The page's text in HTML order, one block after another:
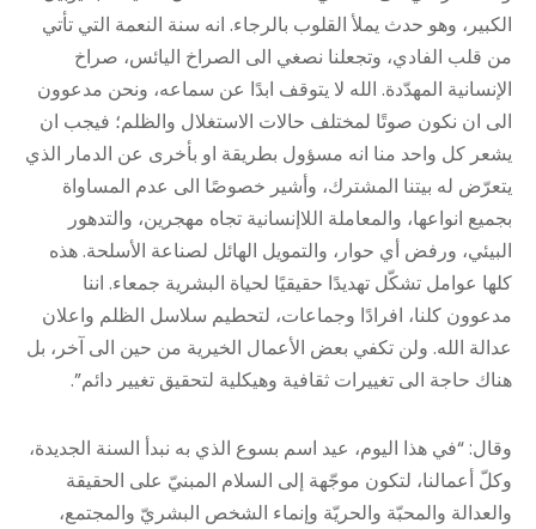
الكبير، وهو حدث يملأ القلوب بالرجاء. انه سنة النعمة التي تأتي
من قلب الفادي، وتجعلنا نصغي الى الصراخ اليائس، صراخ
الإنسانية المهدّدة. الله لا يتوقف ابدًا عن سماعه، ونحن مدعوون
الى ان نكون صوتًا لمختلف حالات الاستغلال والظلم؛ فيجب ان
يشعر كل واحد منا انه مسؤول بطريقة او بأخرى عن الدمار الذي
يتعرّض له بيتنا المشترك، وأشير خصوصًا الى عدم المساواة
بجميع انواعها، والمعاملة اللاإنسانية تجاه مهجرين، والتدهور
البيئي، ورفض أي حوار، والتمويل الهائل لصناعة الأسلحة. هذه
كلها عوامل تشكّل تهديدًا حقيقيًا لحياة البشرية جمعاء. اننا
مدعوون كلنا، افرادًا وجماعات، لتحطيم سلاسل الظلم واعلان
عدالة الله. ولن تكفي بعض الأعمال الخيرية من حين الى آخر، بل
هناك حاجة الى تغييرات ثقافية وهيكلية لتحقيق تغيير دائم”.
وقال: “في هذا اليوم، عيد اسم بسوع الذي به نبدأ السنة الجديدة،
وكلّ أعمالنا، لتكون موجّهة إلى السلام المبنيّ على الحقيقة
والعدالة والمحبّة والحريّة وإنماء الشخص البشريّ والمجتمع،